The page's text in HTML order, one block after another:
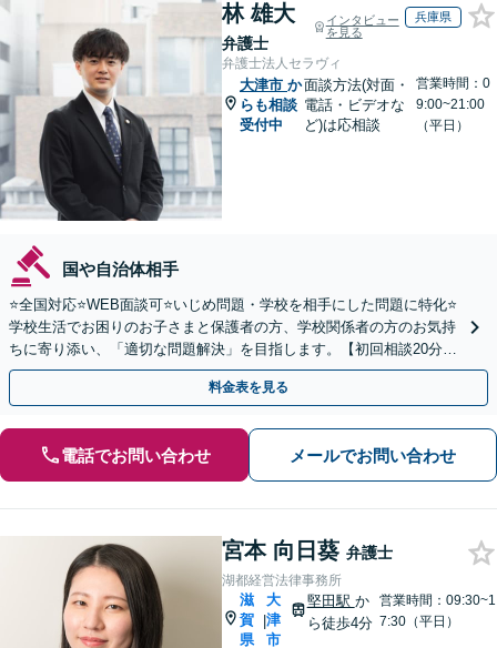
林 雄大
弁護士
インタビュー
を見る
兵庫県
弁護士法人セラヴィ
大津市 か
らも相談
受付中
面談方法(対面・
電話・ビデオな
ど)は応相談
営業時間：0
9:00~21:00
（平日）
国や自治体相手
⭐️全国対応⭐️WEB面談可⭐️いじめ問題・学校を相手にした問題に特化⭐️
学校生活でお困りのお子さまと保護者の方、学校関係者の方のお気持
ちに寄り添い、「適切な問題解決」を目指します。【初回相談20分無
料】
料金表を見る
電話でお問い合わせ メールでお問い合わせ
宮本 向日葵 弁護士
湖都経営法律事務所
滋
賀
県
|
大
津
市
堅田駅 か
ら徒歩4分
営業時間：09:30~1
7:30（平日）